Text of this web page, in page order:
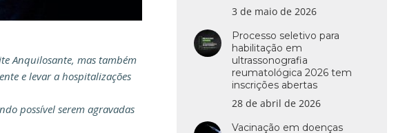
Anquilosante, mas também
e levar a hospitalizações
possível serem agravadas
3 de maio de 2026
Processo seletivo para
habilitação em
ultrassonografia
reumatológica 2026 tem
inscrições abertas
28 de abril de 2026
Vacinação em doenças